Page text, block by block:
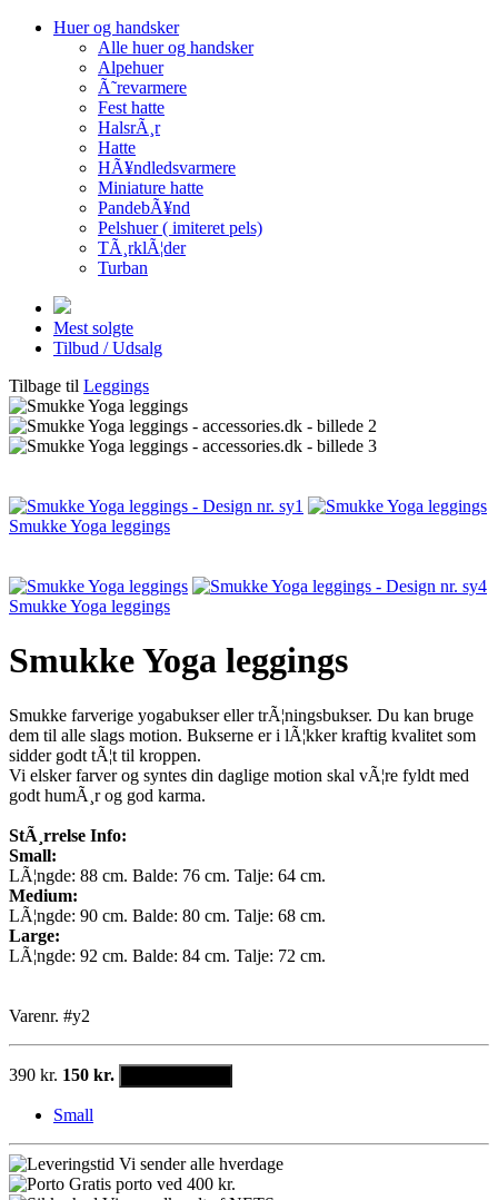
Huer og handsker
Alle huer og handsker
Alpehuer
Ã˜revarmere
Fest hatte
HalsrÃ¸r
Hatte
HÃ¥ndledsvarmere
Miniature hatte
PandebÃ¥nd
Pelshuer ( imiteret pels)
TÃ¸rklÃ¦der
Turban
Mest solgte
Tilbud / Udsalg
Tilbage til Leggings
Smukke Yoga leggings
Smukke Yoga leggings
Smukke Yoga leggings
Smukke farverige yogabukser eller trÃ¦ningsbukser. Du kan bruge
dem til alle slags motion. Bukserne er i lÃ¦kker kraftig kvalitet som
sidder godt tÃ¦t til kroppen.
Vi elsker farver og syntes din daglige motion skal vÃ¦re fyldt med
godt humÃ¸r og god karma.
StÃ¸rrelse Info:
Small:
LÃ¦ngde: 88 cm. Balde: 76 cm. Talje: 64 cm.
Medium:
LÃ¦ngde: 90 cm. Balde: 80 cm. Talje: 68 cm.
Large:
LÃ¦ngde: 92 cm. Balde: 84 cm. Talje: 72 cm.
Varenr. #y2
390 kr. 150 kr.
Small
Vi sender alle hverdage
Gratis porto ved 400 kr.